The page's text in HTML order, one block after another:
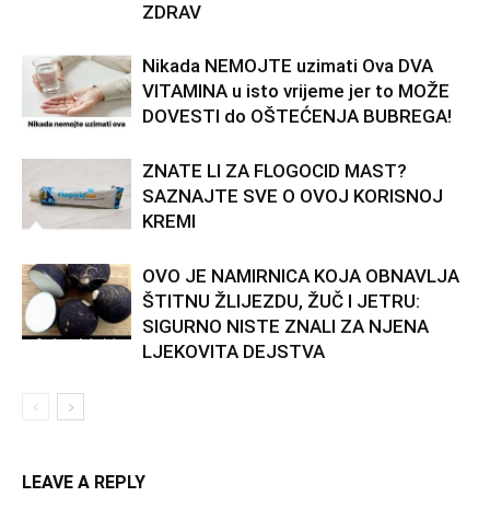
ZDRAV
Nikada NEMOJTE uzimati Ova DVA
VITAMINA u isto vrijeme jer to MOŽE
DOVESTI do OŠTEĆENJA BUBREGA!
ZNATE LI ZA FLOGOCID MAST?
SAZNAJTE SVE O OVOJ KORISNOJ
KREMI
OVO JE NAMIRNICA KOJA OBNAVLJA
ŠTITNU ŽLIJEZDU, ŽUČ I JETRU:
SIGURNO NISTE ZNALI ZA NJENA
LJEKOVITA DEJSTVA
LEAVE A REPLY